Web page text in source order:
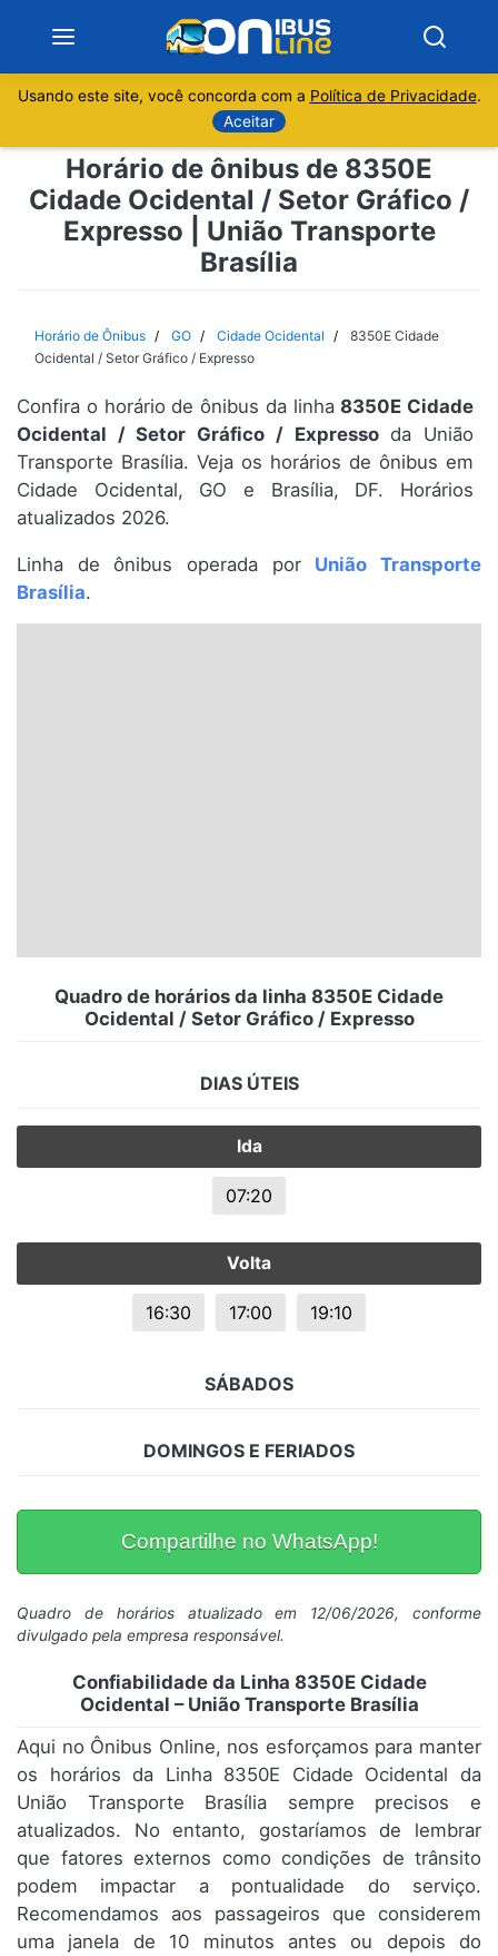
Sobre
Minas Gerais
Rio de Janeiro
Espírito Santo
Paraná
Santa Catarina
Rio Grande do Sul
Usando este site, você concorda com a Política de Privacidade.
Aceitar
Horário de ônibus de 8350E
Cidade Ocidental / Setor Gráfico /
Expresso | União Transporte
Brasília
Horário de Ônibus GO Cidade Ocidental
8350E Cidade
Ocidental / Setor Gráfico / Expresso
Confira o horário de ônibus da linha8350E Cidade
Ocidental / Setor Gráfico / Expressoda União
Transporte Brasília. Veja os horários de ônibus em
Cidade Ocidental, GO e Brasília, DF. Horários
atualizados 2026.
Linha de ônibus operada por União Transporte
Brasília.
Quadro de horários da linha 8350E Cidade
Ocidental / Setor Gráfico / Expresso
DIAS ÚTEIS
Ida
07:20
Volta
16:30 17:00 19:10
SÁBADOS
DOMINGOS E FERIADOS
Compartilhe no WhatsApp!
Quadro de horários atualizado em 12/06/2026, conforme
divulgado pela empresa responsável.
Confiabilidade da Linha 8350E Cidade
Ocidental – União Transporte Brasília
Aqui no Ônibus Online, nos esforçamos para manter
os horários da Linha 8350E Cidade Ocidental da
União Transporte Brasília sempre precisos e
atualizados. No entanto, gostaríamos de lembrar
que fatores externos como condições de trânsito
podem impactar a pontualidade do serviço.
Recomendamos aos passageiros que considerem
uma janela de 10 minutos antes ou depois do